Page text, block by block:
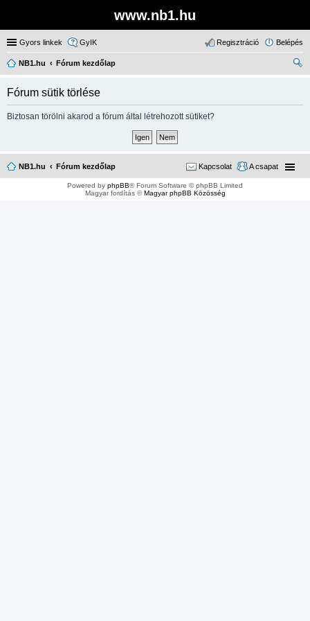
www.nb1.hu
Gyors linkek GyIK Belépés
Regisztráció
NB1.hu
Fórum kezdőlap
Fórum sütik törlése
Biztosan törölni akarod a fórum által létrehozott sütiket?
NB1.hu Fórum kezdőlap A csapat
Kapcsolat
Powered by phpBB® Forum Software © phpBB Limited
Magyar fordítás ©Magyar phpBB Közösség